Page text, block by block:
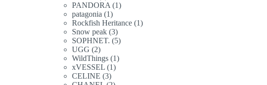
品個
產
品
PANDORA 11
產
品
patagonia 11
個
產
Rockfish Heritance 11
Snow peak 33
個
產
品
SOPHNET. 55
產
UGG 22
個
產
WildThings 11
xVESSEL 11
CELINE 33